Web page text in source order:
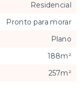
Residencial
Pronto para morar
Plano
188m²
257m²